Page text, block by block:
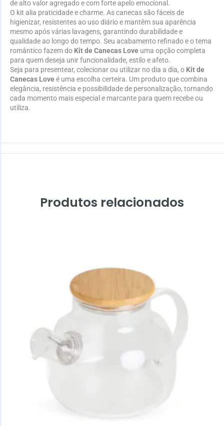
de alto valor agregado e com forte apelo emocional.
O kit alia praticidade e charme. As canecas são fáceis de
higienizar, resistentes ao uso diário e mantêm sua aparência
mesmo após várias lavagens, garantindo durabilidade e
qualidade ao longo do tempo. Seu acabamento refinado e o tema
romântico fazem do Kit de Canecas Love uma opção completa
para quem deseja unir funcionalidade, estilo e afeto.
Seja para presentear, colecionar ou utilizar no dia a dia, o Kit de
Canecas Loveé uma escolha certeira. Um produto que combina
elegância, resistência e possibilidade de personalização, tornando
cada momento mais especial e marcante para quem recebe ou
utiliza.
Produtos relacionados